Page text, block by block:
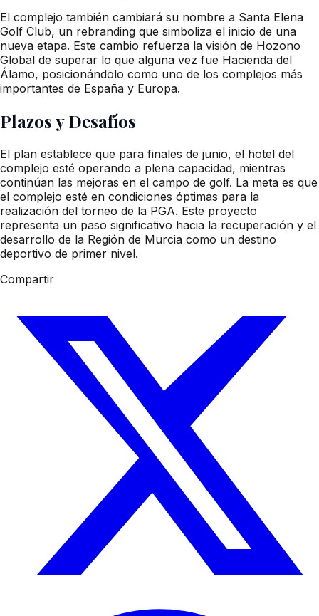
El complejo también cambiará su nombre a Santa Elena
Golf Club, un rebranding que simboliza el inicio de una
nueva etapa. Este cambio refuerza la visión de Hozono
Global de superar lo que alguna vez fue Hacienda del
Álamo, posicionándolo como uno de los complejos más
importantes de España y Europa.
Plazos y Desafíos
El plan establece que para finales de junio, el hotel del
complejo esté operando a plena capacidad, mientras
continúan las mejoras en el campo de golf. La meta es que
el complejo esté en condiciones óptimas para la
realización del torneo de la PGA. Este proyecto
representa un paso significativo hacia la recuperación y el
desarrollo de la Región de Murcia como un destino
deportivo de primer nivel.
Compartir